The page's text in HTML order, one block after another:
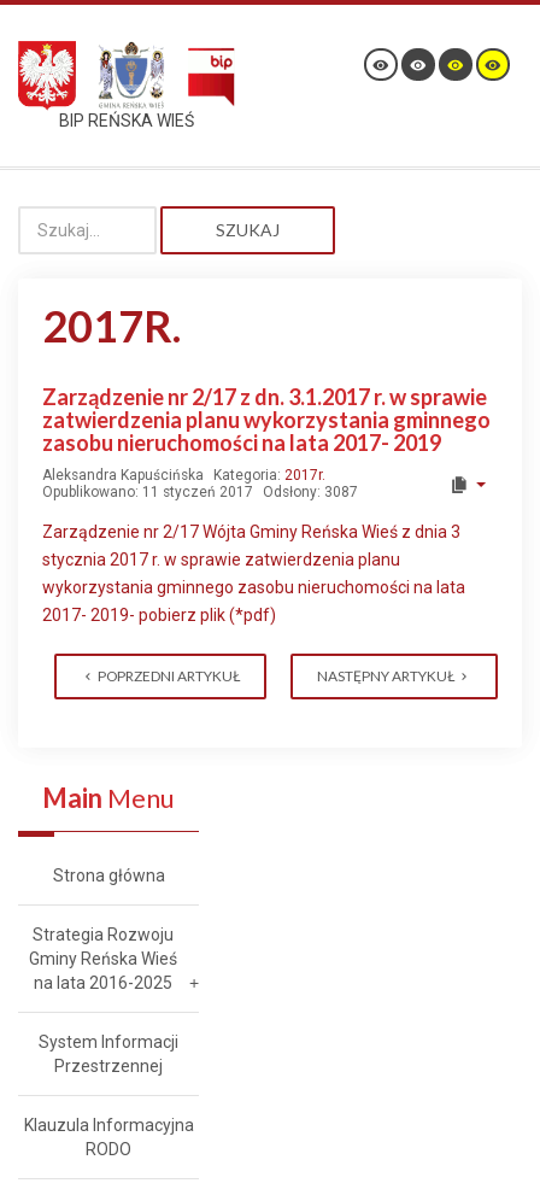
BIP REŃSKA WIEŚ
SZUKAJ
2017R.
Zarządzenie nr 2/17 z dn. 3.1.2017 r. w sprawie
zatwierdzenia planu wykorzystania gminnego
zasobu nieruchomości na lata 2017- 2019
Aleksandra Kapuścińska Kategoria: 2017r.
Opublikowano: 11 styczeń 2017
Odsłony: 3087
Zarządzenie nr 2/17 Wójta Gminy Reńska Wieś z dnia 3
stycznia 2017 r. w sprawie zatwierdzenia planu
wykorzystania gminnego zasobu nieruchomości na lata
2017- 2019- pobierz plik (*pdf)
POPRZEDNI ARTYKUŁ NASTĘPNY ARTYKUŁ
Main Menu
Strona główna
Strategia Rozwoju
Gminy Reńska Wieś
na lata 2016-2025
System Informacji
Przestrzennej
Klauzula Informacyjna
RODO